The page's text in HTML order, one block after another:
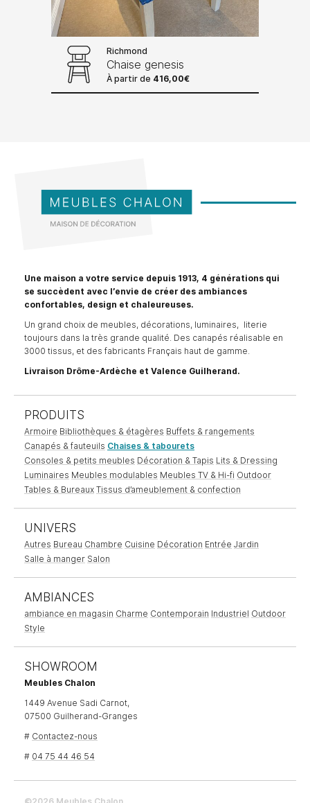
Richmond
Chaise genesis
À partir de 416,00€
Une maison a votre service depuis 1913, 4 générations qui
se succèdent avec l’envie de créer des ambiances
confortables, design et chaleureuses.
Un grand choix de meubles, décorations, luminaires, literie
toujours dans la très grande qualité. Des canapés réalisable en
3000 tissus, et des fabricants Français haut de gamme.
Livraison Drôme-Ardèche et Valence Guilherand.
PRODUITS
Armoire Bibliothèques & étagères Buffets & rangements
Canapés & fauteuils Chaises & tabourets
Consoles & petits meubles Décoration & Tapis Lits & Dressing
Luminaires Meubles modulables Meubles TV & Hi-fi Outdoor
Tables & Bureaux Tissus d’ameublement & confection
UNIVERS
Autres Bureau Chambre Cuisine Décoration Entrée Jardin
Salle à manger Salon
AMBIANCES
ambiance en magasin Charme Contemporain Industriel Outdoor
Style
SHOWROOM
Meubles Chalon
1449 Avenue Sadi Carnot,
07500 Guilherand-Granges
# Contactez-nous
# 04 75 44 46 54